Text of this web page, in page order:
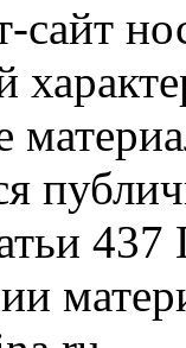
сайт
437